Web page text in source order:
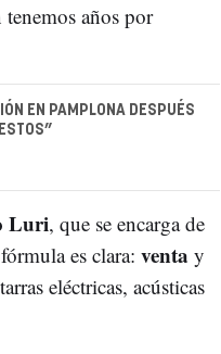
años por
EN PAMPLONA DESPUÉS
Luri, que se encarga de
es clara: venta y
eléctricas, acústicas